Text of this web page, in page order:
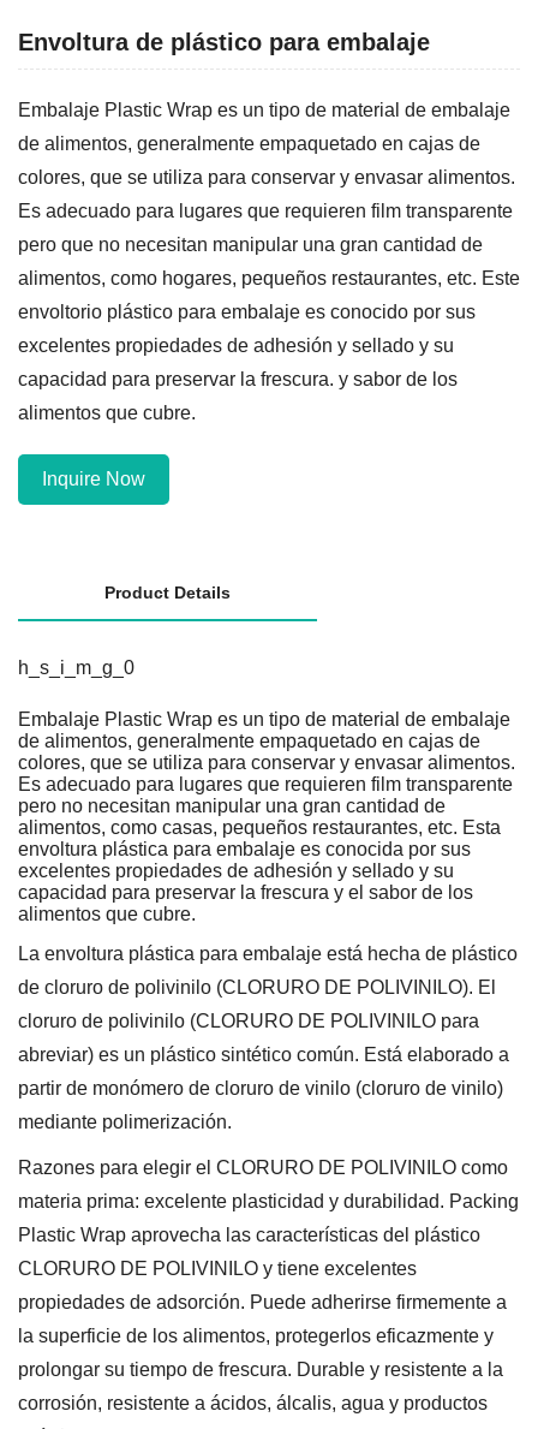
Envoltura de plástico para embalaje
Embalaje Plastic Wrap es un tipo de material de embalaje
de alimentos, generalmente empaquetado en cajas de
colores, que se utiliza para conservar y envasar alimentos.
Es adecuado para lugares que requieren film transparente
pero que no necesitan manipular una gran cantidad de
alimentos, como hogares, pequeños restaurantes, etc. Este
envoltorio plástico para embalaje es conocido por sus
excelentes propiedades de adhesión y sellado y su
capacidad para preservar la frescura. y sabor de los
alimentos que cubre.
Inquire Now
Product Details
h_s_i_m_g_0
Embalaje Plastic Wrap es un tipo de material de embalaje
de alimentos, generalmente empaquetado en cajas de
colores, que se utiliza para conservar y envasar alimentos.
Es adecuado para lugares que requieren film transparente
pero no necesitan manipular una gran cantidad de
alimentos, como casas, pequeños restaurantes, etc. Esta
envoltura plástica para embalaje es conocida por sus
excelentes propiedades de adhesión y sellado y su
capacidad para preservar la frescura y el sabor de los
alimentos que cubre.
La envoltura plástica para embalaje está hecha de plástico
de cloruro de polivinilo (CLORURO DE POLIVINILO). El
cloruro de polivinilo (CLORURO DE POLIVINILO para
abreviar) es un plástico sintético común. Está elaborado a
partir de monómero de cloruro de vinilo (cloruro de vinilo)
mediante polimerización.
Razones para elegir el CLORURO DE POLIVINILO como
materia prima: excelente plasticidad y durabilidad. Packing
Plastic Wrap aprovecha las características del plástico
CLORURO DE POLIVINILO y tiene excelentes
propiedades de adsorción. Puede adherirse firmemente a
la superficie de los alimentos, protegerlos eficazmente y
prolongar su tiempo de frescura. Durable y resistente a la
corrosión, resistente a ácidos, álcalis, agua y productos